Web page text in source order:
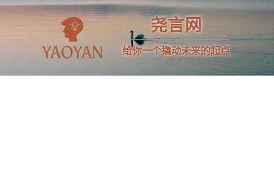
尧言网
给你一个撬动未来的起点